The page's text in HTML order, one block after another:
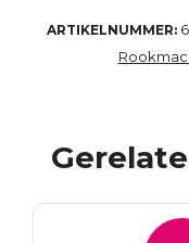
ARTIKELNUMMER: